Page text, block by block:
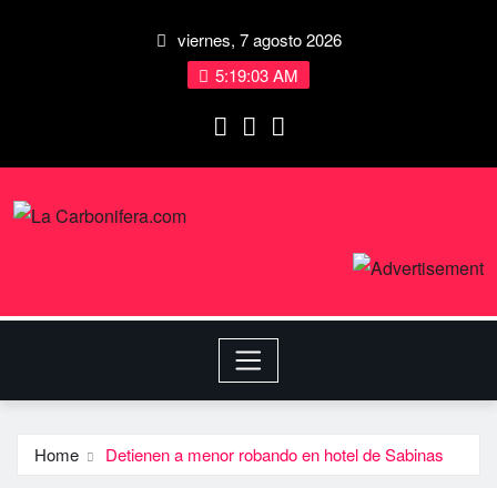
viernes, 7 agosto 2026
5:19:03 AM
Home Detienen a menor robando en hotel de Sabinas